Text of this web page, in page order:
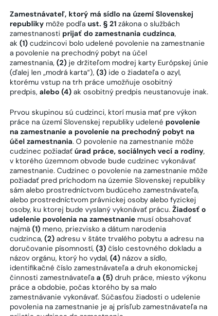
Zamestnávateľ, ktorý má sídlo na území Slovenskej
republiky môže podľa ust. § 21 zákona o službách
zamestnanosti prijať do zamestnania cudzinca,
ak (1) cudzincovi bolo udelené povolenie na zamestnanie
a povolenie na prechodný pobyt na účel
zamestnania, (2) je držiteľom modrej karty Európskej únie
(ďalej len „modrá karta“), (3) ide o žiadateľa o azyl,
ktorému vstup na trh práce umožňuje osobitný
predpis, alebo (4) ak osobitný predpis neustanovuje inak.
Prvou skupinou sú cudzinci, ktorí musia mať pre výkon
práce na území Slovenskej republiky udelené povolenie
na zamestnanie a povolenie na prechodný pobyt na
účel zamestnania. O povolenie na zamestnanie môže
cudzinec požiadať úrad práce, sociálnych vecí a rodiny,
v ktorého územnom obvode bude cudzinec vykonávať
zamestnanie. Cudzinec o povolenie na zamestnanie môže
požiadať pred príchodom na územie Slovenskej republiky
sám alebo prostredníctvom budúceho zamestnávateľa,
alebo prostredníctvom právnickej osoby alebo fyzickej
osoby, ku ktorej bude vyslaný vykonávať prácu. Žiadosť o
udelenie povolenia na zamestnanie musí obsahovať
najmä (1) meno, priezvisko a dátum narodenia
cudzinca, (2) adresu v štáte trvalého pobytu a adresu na
doručovanie písomností, (3) číslo cestovného dokladu a
názov orgánu, ktorý ho vydal, (4) názov a sídlo,
identifikačné číslo zamestnávateľa a druh ekonomickej
činnosti zamestnávateľa a (5) druh práce, miesto výkonu
práce a obdobie, počas ktorého by sa malo
zamestnávanie vykonávať. Súčasťou žiadosti o udelenie
povolenia na zamestnanie je aj prísľub zamestnávateľa na